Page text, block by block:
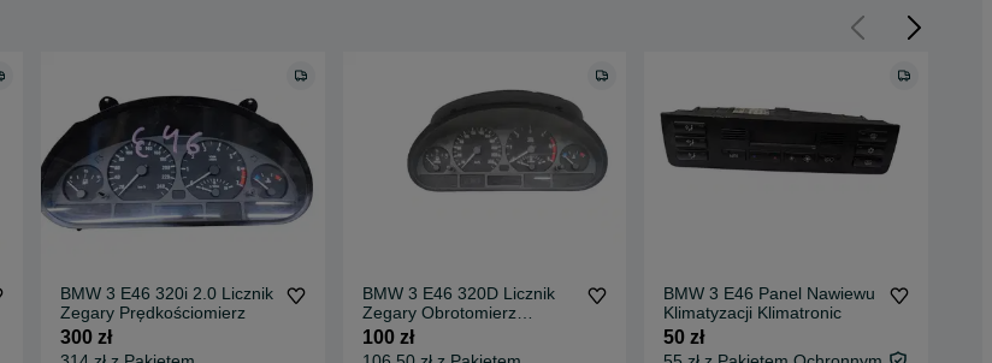
BMW 3 E46 320i 2.0 Licznik
Zegary Prędkościomierz
300 zł
BMW 3 E46 320D Licznik
Zegary Obrotomierz
Prędkościomierz
100 zł
BMW 3 E46 Panel Nawiewu
Klimatyzacji Klimatronic
50 zł